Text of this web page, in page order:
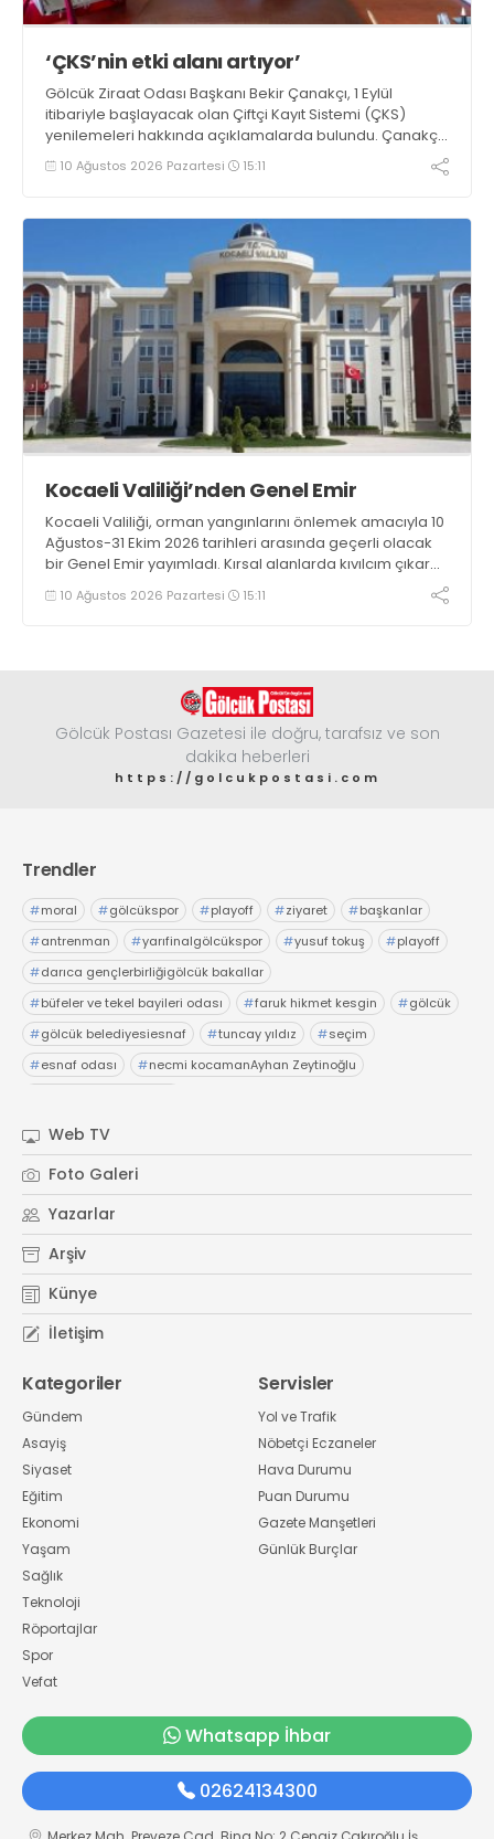
‘ÇKS’nin etki alanı artıyor’
Gölcük Ziraat Odası Başkanı Bekir Çanakçı, 1 Eylül
itibariyle başlayacak olan Çiftçi Kayıt Sistemi (ÇKS)
yenilemeleri hakkında açıklamalarda bulundu. Çanakçı,
“Çiftçi Kayıt Sistemi formatı, yaygınlaşması ve etki alanı
her yıl artarak devam etmektedir” dedi
10 Ağustos 2026 Pazartesi 15:11
Kocaeli Valiliği’nden Genel Emir
Kocaeli Valiliği, orman yangınlarını önlemek amacıyla 10
Ağustos-31 Ekim 2026 tarihleri arasında geçerli olacak
bir Genel Emir yayımladı. Kırsal alanlarda kıvılcım çıkaran
makine kullanacak kişilerin önceden kolluk kuvvetlerine
bildirim yapması ve yanlarında 6 kilogramlık yangın tüpü
10 Ağustos 2026 Pazartesi 15:11
Gölcük Postası Gazetesi ile doğru, tarafsız ve son
dakika heberleri
https://golcukpostasi.com
Trendler
#moral #gölcükspor #playoff #ziyaret #başkanlar
#antrenman #yarıfinalgölcükspor #yusuf tokuş #playoff
#darıca gençlerbirliğigölcük bakallar
#büfeler ve tekel bayileri odası #faruk hikmet kesgin #gölcük
#gölcük belediyesiesnaf #tuncay yıldız #seçim
#esnaf odası #necmi kocamanAyhan Zeytinoğlu
Web TV
Foto Galeri
Yazarlar
Arşiv
Künye
İletişim
Kategoriler
Gündem
Asayiş
Siyaset
Eğitim
Ekonomi
Yaşam
Sağlık
Teknoloji
Röportajlar
Spor
Vefat
Servisler
Yol ve Trafik
Nöbetçi Eczaneler
Hava Durumu
Puan Durumu
Gazete Manşetleri
Günlük Burçlar
Whatsapp İhbar
02624134300